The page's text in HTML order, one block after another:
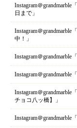
Instagram＠
日まで」
Instagram＠
中！」
Instagram＠
Instagram＠
Instagram＠
チョコ八ッ橋】」
Instagram＠